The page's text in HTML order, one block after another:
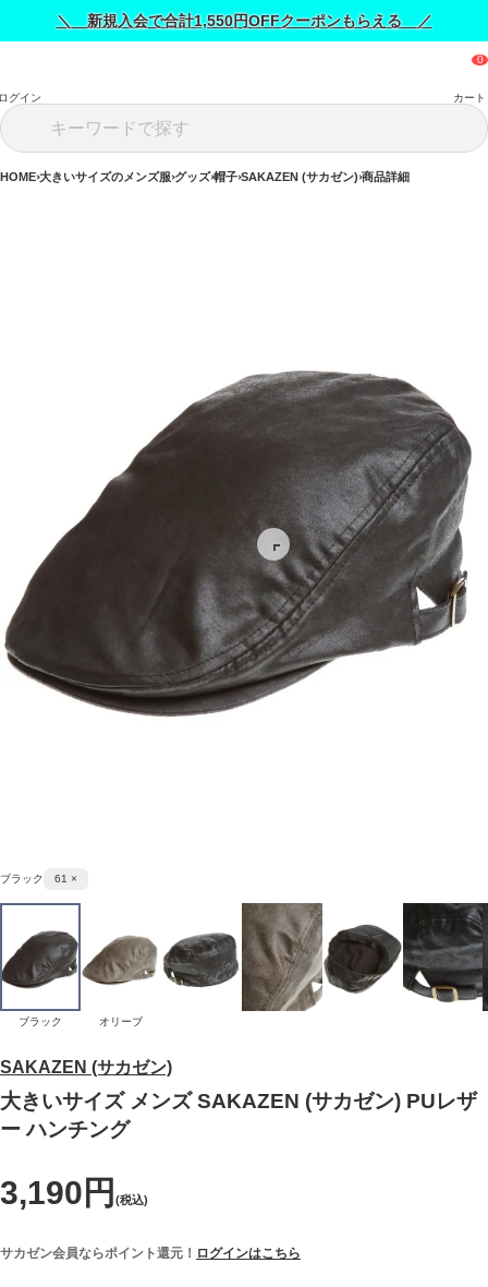
＼ 新規入会で合計1,550円OFFクーポンもらえる ／
グイン カート
HOME 大きいサイズのメンズ服 グッズ 帽子 SAKAZEN (サカゼン) 商品詳細
SAKAZEN (サカゼン)
大きいサイズ メンズ SAKAZEN (サカゼン) PUレザ
ー ハンチング
3,190円 (税込)
サカゼン会員ならポイント還元！ ログインはこちら
ブラック 61 ×
ブラック オリーブ